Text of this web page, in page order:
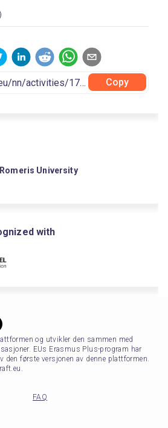
Copy
University
with
og utvikler den sammen med
EUs Erasmus Plus-program har
den første versjonen av denne plattformen.
FAQ